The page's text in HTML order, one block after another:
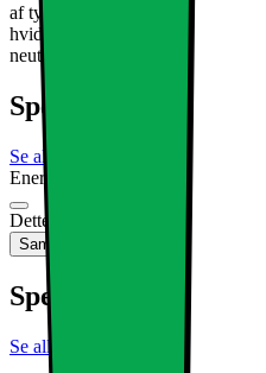
af typen SMD 2835. Den
hvid, subtil montering. Perfekt til
neutral hvid glødende lyse pletter.
Specifikationer
Se alle specifikationer
Energimærkning
Produktdatablad
Dette produkt er ikke tilgængeligt
Sammenlign
Specifikationer
Se alle specifikationer